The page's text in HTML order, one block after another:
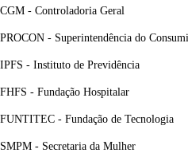
CGM - Controladoria Geral
PROCON - Superintendência do
IPFS - Instituto de Previdência
FHFS - Fundação Hospitalar
FUNTITEC - Fundação de Tecnologia
SMPM - Secretaria da Mulher